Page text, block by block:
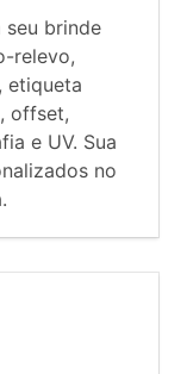
brinde
relevo,
etiqueta
offset,
e UV. Sua
no